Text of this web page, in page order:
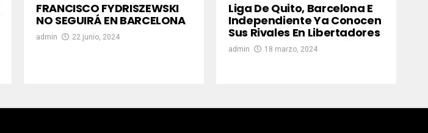
FRANCISCO FYDRISZEWSKI
NO SEGUIRÁ EN BARCELONA
admin 22 junio, 2024
Liga De Quito, Barcelona E
Independiente Ya Conocen
Sus Rivales En Libertadores
admin 18 marzo, 2024